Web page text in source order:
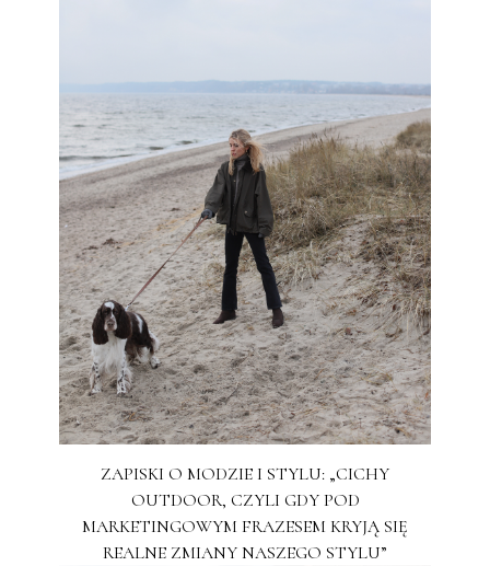
ZAPISKI O MODZIE I STYLU: „CICHY
OUTDOOR, CZYLI GDY POD
MARKETINGOWYM FRAZESEM KRYJĄ SIĘ
REALNE ZMIANY NASZEGO STYLU”